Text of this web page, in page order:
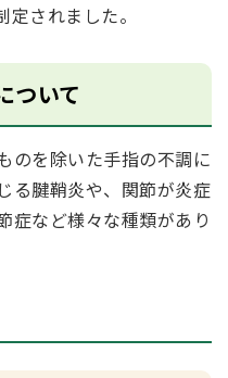
されました。
ついて
のを除いた手指の不調に
る腱鞘炎や、関節が炎症
症など様々な種類があり